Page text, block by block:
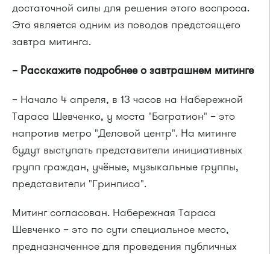
достаточной силы для решения этого воспроса.
Это является одним из поводов предстоящего
завтра митинга.
– Расскажите подробнее о завтрашнем митинге
– Начало 4 апреля, в 13 часов на Набережной
Тараса Шевченко, у моста "Багратион" – это
напротив метро "Деловой центр". На митинге
будут выступать представители инициативных
групп граждан, учёные, музыкальные группы,
представители "Гринписа".
Митинг согласован. Набережная Тараса
Шевченко – это по сути специальное место,
предназначенное для проведения публичных